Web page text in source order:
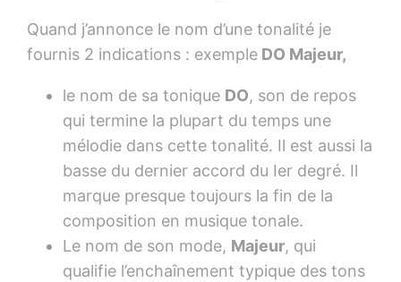
Quand j’annonce le nom d’une tonalité je
fournis 2 indications : exemple DO Majeur,
le nom de sa tonique DO, son de repos
qui termine la plupart du temps une
mélodie dans cette tonalité. Il est aussi la
basse du dernier accord du Ier degré. Il
marque presque toujours la fin de la
composition en musique tonale.
Le nom de son mode, Majeur, qui
qualifie l’enchaînement typique des tons